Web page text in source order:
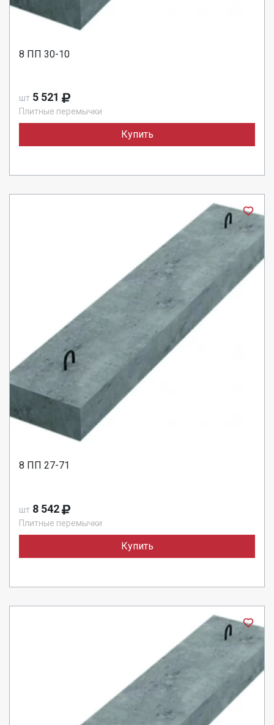
8 ПП 30-10
шт 5 521
Плитные перемычки
Купить
8 ПП 27-71
шт 8 542
Плитные перемычки
Купить